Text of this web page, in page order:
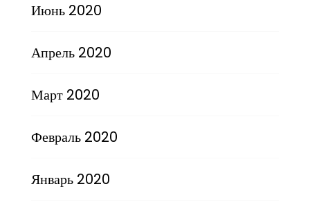
Июнь 2020
Апрель 2020
Март 2020
Февраль 2020
Январь 2020